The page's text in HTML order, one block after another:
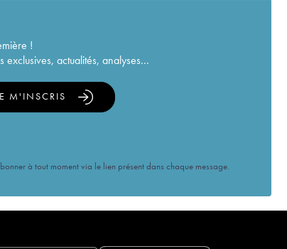
!
actualités, analyses...
M'INSCRIS
à tout moment via le lien présent dans chaque message.